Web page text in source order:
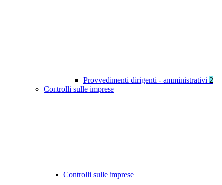
Provvedimenti dirigenti - amministrativi 2
Controlli sulle imprese
Controlli sulle imprese